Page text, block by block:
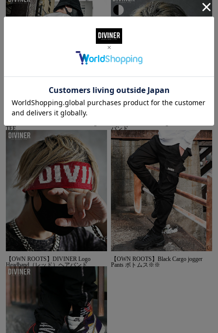
TEE
バンド
【OWN ROOTS】DIVINER Logo
Headband（レッド）ヘアバンド
【OWN ROOTS】Black Cargo jogger
Pants ボトムス※※